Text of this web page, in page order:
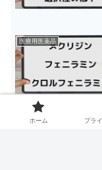
医療用医薬品
ホーム プラ